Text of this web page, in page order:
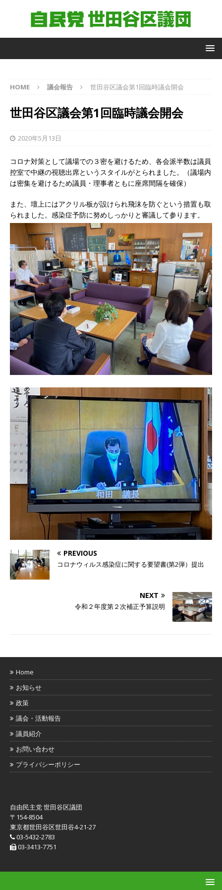
HOME 議会報告 世田谷区議会第1回臨時議会開会
世田谷区議会第1回臨時議会開会
2020年5月13日
コロナ対策として議場での３密を避けるため、各会派半数は議員
控室で中継の視聴出席というスタイルがとられました。（議場内
は密集を避けるため議員・理事者ともに座席間隔を確保）
また、壇上にはアクリル板が設けられ飛沫を防ぐという措置も取
られました。感染症予防に努めしっかりと審議して参ります。
PREVIOUS
コロナウィルス感染症に関する要望書(第2弾）提出
NEXT
令和２年度第２次補正予算説明
自
主
世
田
区
議
団
員
Home
お知らせ
政策
議会・活動報告
議員紹介
お問い合わせ
プライバシーポリシー
自由民主党 世田谷区議団
〒154-8504
東京都世田谷区世田谷4-21-27
03-5432-2783
03-3413-7751